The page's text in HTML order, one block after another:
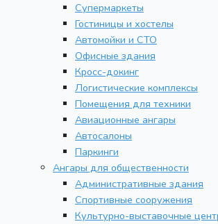
Супермаркеты
Гостиницы и хостелы
Автомойки и СТО
Офисные здания
Кросс-докинг
Логистические комплексы
Помещения для техники
Авиационные ангары
Автосалоны
Паркинги
Ангары для общественности
Административные здания
Спортивные сооружения
Культурно-выставочные